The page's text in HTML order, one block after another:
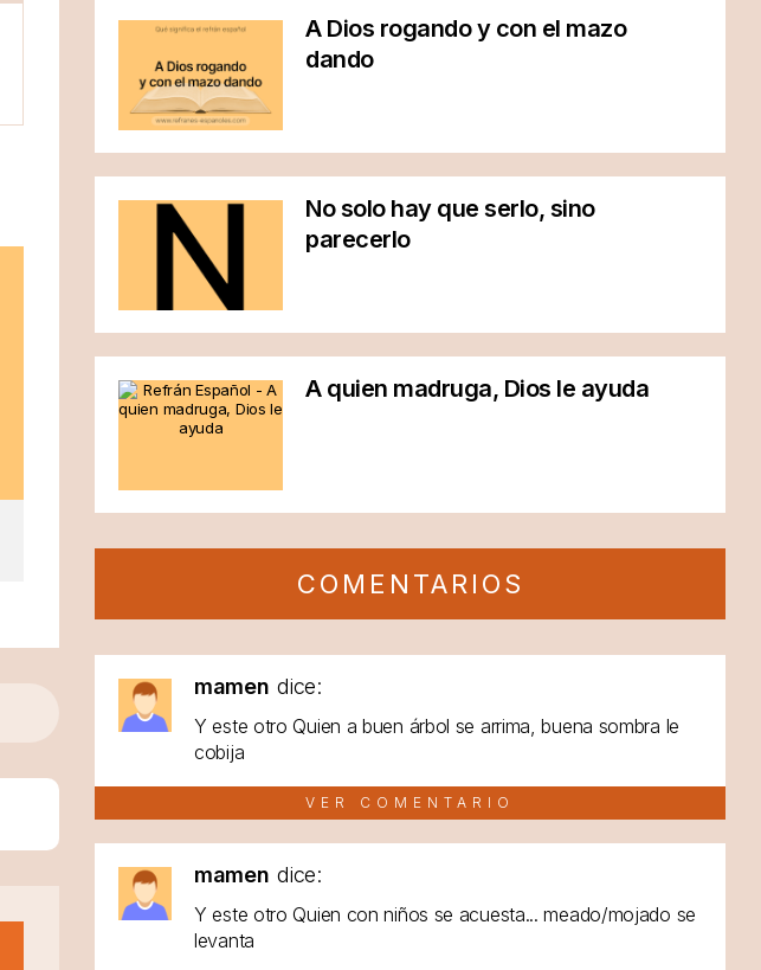
A Dios rogando y con el mazo
dando
No solo hay que serlo, sino
parecerlo
A quien madruga, Dios le ayuda
COMENTARIOS
mamen dice:
Y este otro Quien a buen árbol se arrima, buena sombra le
cobija
VER COMENTARIO
mamen dice:
Y este otro Quien con niños se acuesta... meado/mojado se
levanta